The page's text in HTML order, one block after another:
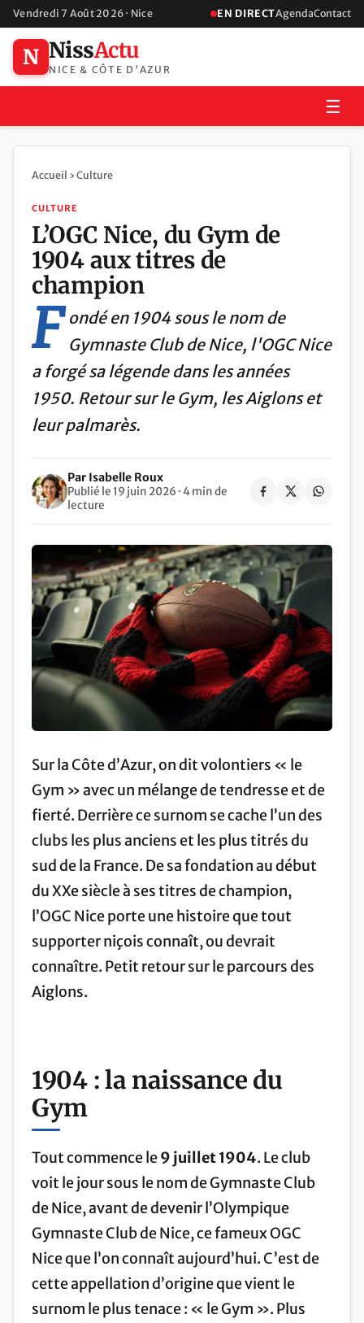
Vendredi 7 Août 2026 · Nice EN DIRECTAgendaContact
N NissActu
NICE & CÔTE D'AZUR
☰
Accueil › Culture
CULTURE
L’OGC Nice, du Gym de
1904 aux titres de
champion
F ondé en 1904 sous le nom de
Gymnaste Club de Nice, l'OGC Nice
a forgé sa légende dans les années
1950. Retour sur le Gym, les Aiglons et
leur palmarès.
Par Isabelle Roux
Publié le 19 juin 2026 · 4 min de
lecture
Sur la Côte d’Azur, on dit volontiers « le
Gym » avec un mélange de tendresse et de
fierté. Derrière ce surnom se cache l’un des
clubs les plus anciens et les plus titrés du
sud de la France. De sa fondation au début
du XXe siècle à ses titres de champion,
l’OGC Nice porte une histoire que tout
supporter niçois connaît, ou devrait
connaître. Petit retour sur le parcours des
Aiglons.
1904 : la naissance du
Gym
Tout commence le9 juillet 1904. Le club
voit le jour sous le nom de Gymnaste Club
de Nice, avant de devenir l’Olympique
Gymnaste Club de Nice, ce fameux OGC
Nice que l’on connaît aujourd’hui. C’est de
cette appellation d’origine que vient le
surnom le plus tenace : « le Gym ». Plus